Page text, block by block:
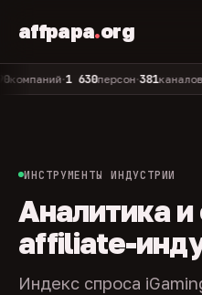
affpapa.org
•1 630персон•381каналов в
ИНСТРУМЕНТЫ ИНДУСТРИИ
Аналитика
affiliate-
Индекс спроса